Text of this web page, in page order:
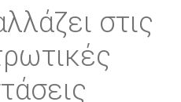
στις